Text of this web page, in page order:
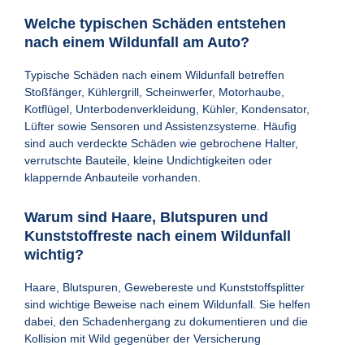
Welche typischen Schäden entstehen
nach einem Wildunfall am Auto?
Typische Schäden nach einem Wildunfall betreffen
Stoßfänger, Kühlergrill, Scheinwerfer, Motorhaube,
Kotflügel, Unterbodenverkleidung, Kühler, Kondensator,
Lüfter sowie Sensoren und Assistenzsysteme. Häufig
sind auch verdeckte Schäden wie gebrochene Halter,
verrutschte Bauteile, kleine Undichtigkeiten oder
klappernde Anbauteile vorhanden.
Warum sind Haare, Blutspuren und
Kunststoffreste nach einem Wildunfall
wichtig?
Haare, Blutspuren, Gewebereste und Kunststoffsplitter
sind wichtige Beweise nach einem Wildunfall. Sie helfen
dabei, den Schadenhergang zu dokumentieren und die
Kollision mit Wild gegenüber der Versicherung